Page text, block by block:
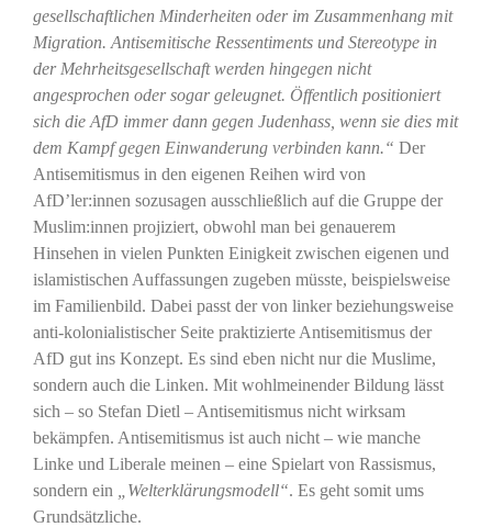
gesellschaftlichen Minderheiten oder im Zusammenhang mit
Migration. Antisemitische Ressentiments und Stereotype in
der Mehrheitsgesellschaft werden hingegen nicht
angesprochen oder sogar geleugnet. Öffentlich positioniert
sich die AfD immer dann gegen Judenhass, wenn sie dies mit
dem Kampf gegen Einwanderung verbinden kann.“ Der
Antisemitismus in den eigenen Reihen wird von
AfD’ler:innen sozusagen ausschließlich auf die Gruppe der
Muslim:innen projiziert, obwohl man bei genauerem
Hinsehen in vielen Punkten Einigkeit zwischen eigenen und
islamistischen Auffassungen zugeben müsste, beispielsweise
im Familienbild. Dabei passt der von linker beziehungsweise
anti-kolonialistischer Seite praktizierte Antisemitismus der
AfD gut ins Konzept. Es sind eben nicht nur die Muslime,
sondern auch die Linken. Mit wohlmeinender Bildung lässt
sich – so Stefan Dietl – Antisemitismus nicht wirksam
bekämpfen. Antisemitismus ist auch nicht – wie manche
Linke und Liberale meinen – eine Spielart von Rassismus,
sondern ein
„Welterklärungsmodell“. Es geht somit ums
Grundsätzliche.